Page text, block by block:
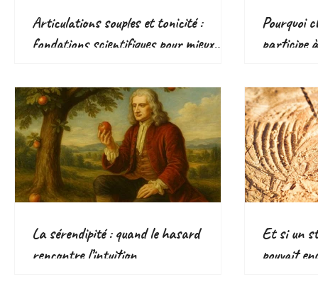
Articulations souples et tonicité :
fondations scientifiques pour mieux
Pourquoi
participe
écologique
La sérendipité : quand le hasard
rencontre l’intuition
Et si un
pouvait